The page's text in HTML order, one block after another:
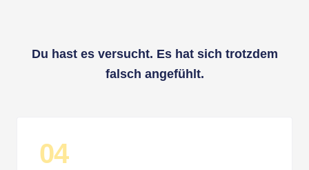
Du hast es versucht. Es hat sich trotzdem
falsch angefühlt.
04